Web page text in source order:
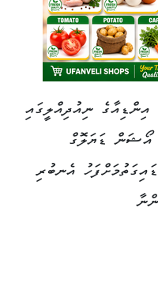
ނިއުދިއްލީގައި
އޯޝަން ޑަޔަލޮގް
އެނބުރި